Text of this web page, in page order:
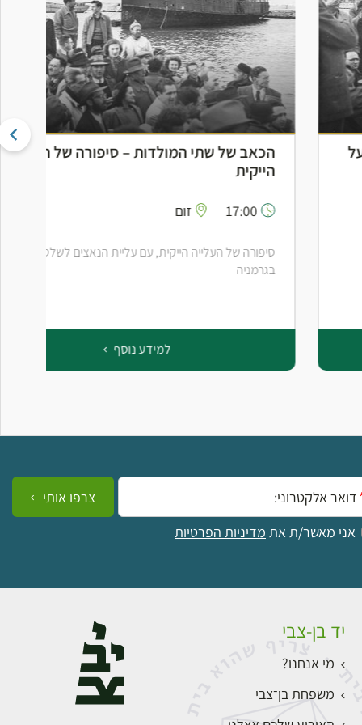
הכאב של שתי המולדות – סיפורה של העלייה
זום
סיפורה של העלייה הייקית, עם עליית הנאצים לשלטון
אני מאשר/ת את מדיניות הפרטיות
צרפו אותי
יד בן-צבי
מי אנחנו?
משפחת בן־צבי